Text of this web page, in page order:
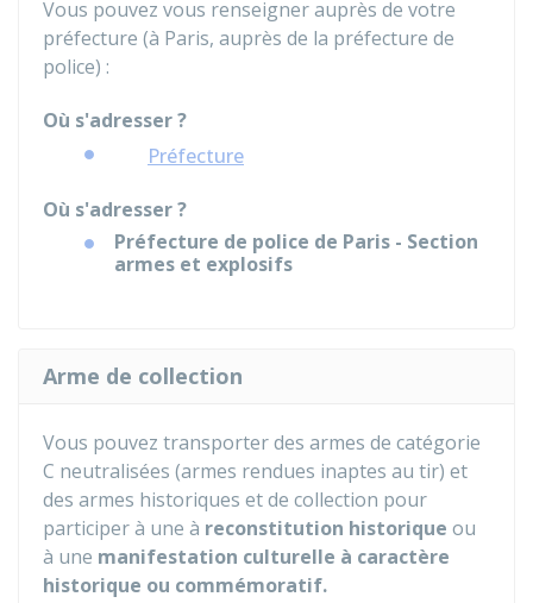
Vous pouvez vous renseigner auprès de votre
préfecture (à Paris, auprès de la préfecture de
police) :
Où s'adresser ?
Préfecture
Où s'adresser ?
Préfecture de police de Paris - Section
armes et explosifs
Arme de collection
Vous pouvez transporter des armes de catégorie
C neutralisées (armes rendues inaptes au tir) et
des armes historiques et de collection pour
participer à une à reconstitution historique ou
à une manifestation culturelle à caractère
historique ou commémoratif.